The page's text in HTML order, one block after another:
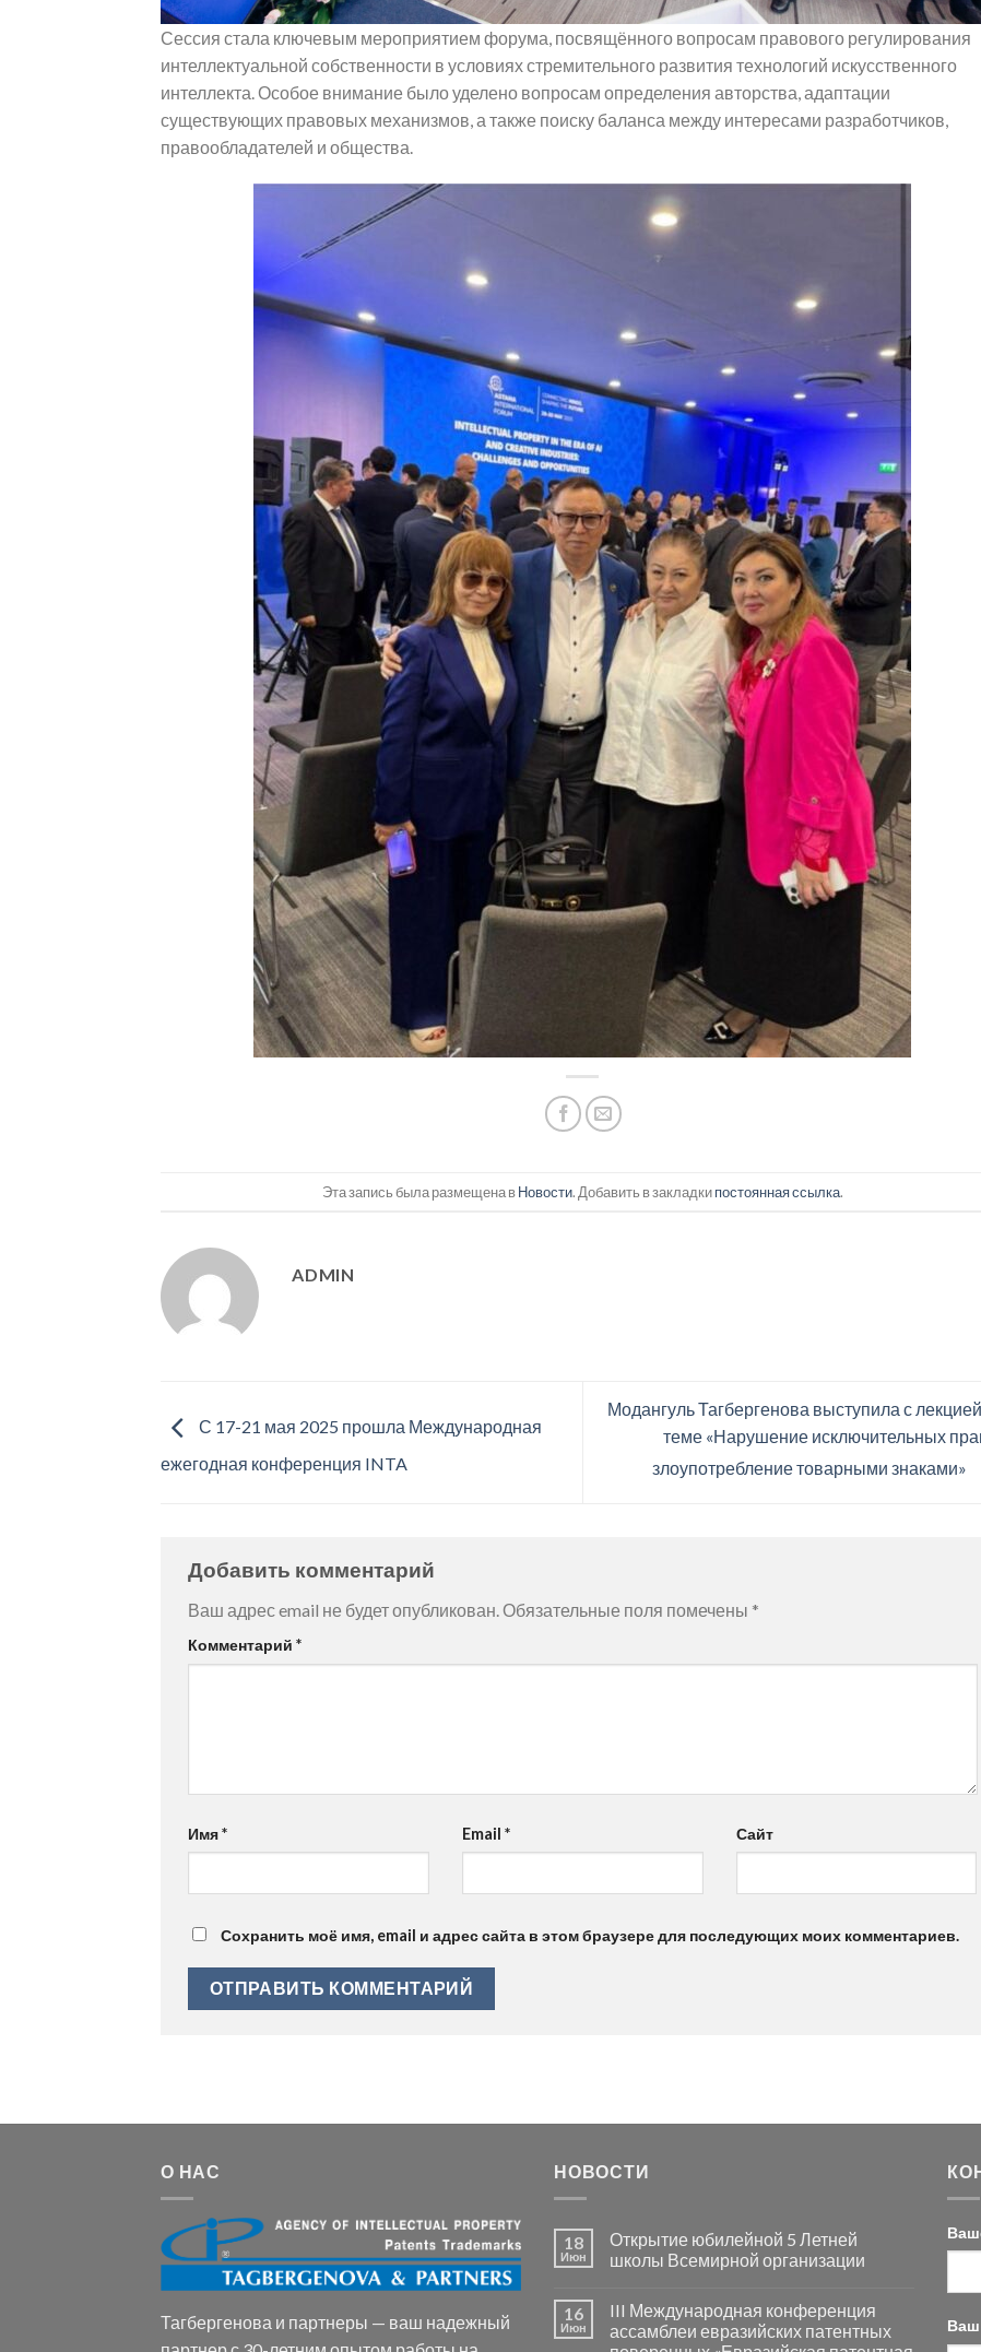
Сессия стала ключевым мероприятием форума, посвящённого вопросам правового регулирования
интеллектуальной собственности в условиях стремительного развития технологий искусственного
интеллекта. Особое внимание было уделено вопросам определения авторства, адаптации
существующих правовых механизмов, а также поиску баланса между интересами разработчиков,
правообладателей и общества.
Эта запись была размещена вНовости. Добавить в закладкипостоянная ссылка.
ADMIN
С 17-21 мая 2025 прошла Международная
ежегодная конференция INTA
Модангуль Тагбергенова выступила с
теме «Нарушение исключительных
злоупотребление товарными знаками»
Добавить комментарий
Ваш адрес email не будет опубликован.Обязательные поля помечены *
Комментарий *
Имя* Email * Сайт
Сохранить моё имя, email и адрес сайта в этом браузере для последующих моих комментариев.
О НАС
Тагбергенова и партнеры — ваш надежный
НОВОСТИ
18
Июн
Открытие юбилейной 5 Летней
школы Всемирной организации
16
Июн
III Международная конференция
ассамблеи евразийских патентных
Ваш